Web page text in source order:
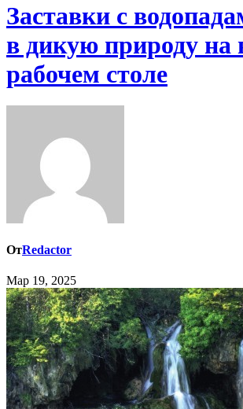
Заставки с
в дикую природу на
рабочем столе
ОтRedactor
Мар 19, 2025